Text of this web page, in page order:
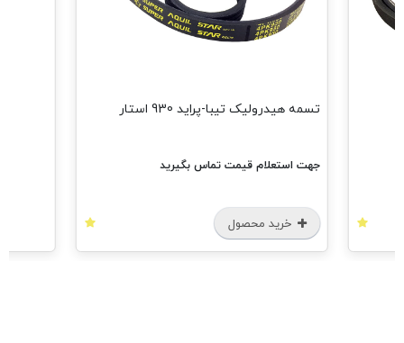
تسمه هیدرولیک تیبا-پراید 930 استار
جهت استعلام قیمت تماس بگیرید
خرید محصول